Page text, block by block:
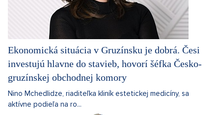
Ekonomická situácia v Gruzínsku je dobrá. Česi
investujú hlavne do stavieb, hovorí šéfka Česko-
gruzínskej obchodnej komory
Nino Mchedlidze, riaditeľka kliník estetickej medicíny, sa
aktívne podieľa na ro...